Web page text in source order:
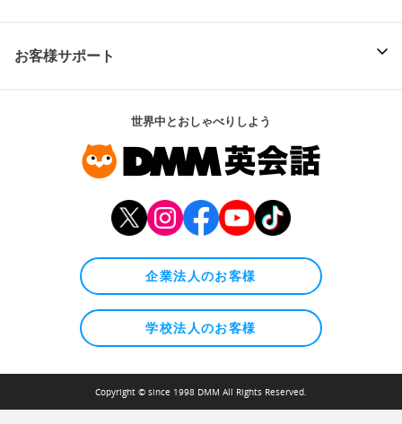
お客様サポート
世界中とおしゃべりしよう
企業法人のお客様
学校法人のお客様
Copyright © since 1998 DMM All Rights Reserved.